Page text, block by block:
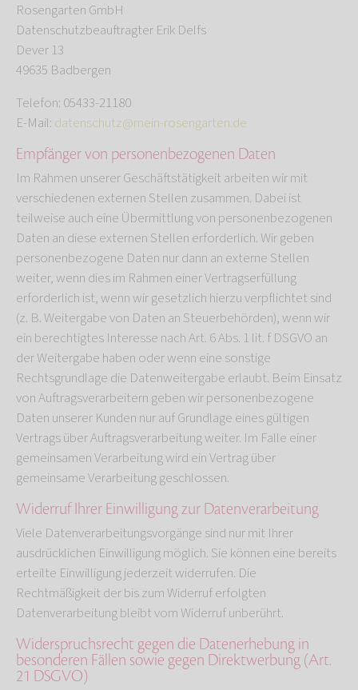
Rosengarten GmbH
Datenschutzbeauftragter Erik Delfs
Dever 13
49635 Badbergen
Telefon: 05433-21180
E-Mail: datenschutz@mein-rosengarten.de
Empfänger von personenbezogenen Daten
Im Rahmen unserer Geschäftstätigkeit arbeiten wir mit
verschiedenen externen Stellen zusammen. Dabei ist
teilweise auch eine Übermittlung von personenbezogenen
Daten an diese externen Stellen erforderlich. Wir geben
personenbezogene Daten nur dann an externe Stellen
weiter, wenn dies im Rahmen einer Vertragserfüllung
erforderlich ist, wenn wir gesetzlich hierzu verpflichtet sind
(z. B. Weitergabe von Daten an Steuerbehörden), wenn wir
ein berechtigtes Interesse nach Art. 6 Abs. 1 lit. f DSGVO an
der Weitergabe haben oder wenn eine sonstige
Rechtsgrundlage die Datenweitergabe erlaubt. Beim Einsatz
von Auftragsverarbeitern geben wir personenbezogene
Daten unserer Kunden nur auf Grundlage eines gültigen
Vertrags über Auftragsverarbeitung weiter. Im Falle einer
gemeinsamen Verarbeitung wird ein Vertrag über
gemeinsame Verarbeitung geschlossen.
Widerruf Ihrer Einwilligung zur Datenverarbeitung
Viele Datenverarbeitungsvorgänge sind nur mit Ihrer
ausdrücklichen Einwilligung möglich. Sie können eine bereits
erteilte Einwilligung jederzeit widerrufen. Die
Rechtmäßigkeit der bis zum Widerruf erfolgten
Datenverarbeitung bleibt vom Widerruf unberührt.
Widerspruchsrecht gegen die Datenerhebung in
besonderen Fällen sowie gegen Direktwerbung (Art.
21 DSGVO)